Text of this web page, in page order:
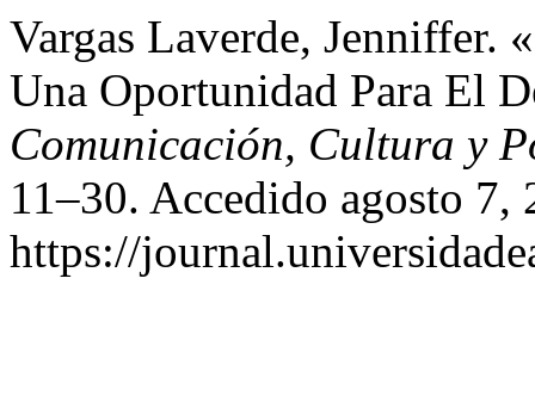
Vargas Laverde, Jenniffer.
Una Oportunidad Para El
Comunicación, Cultura y
11–30. Accedido agosto 7,
https://